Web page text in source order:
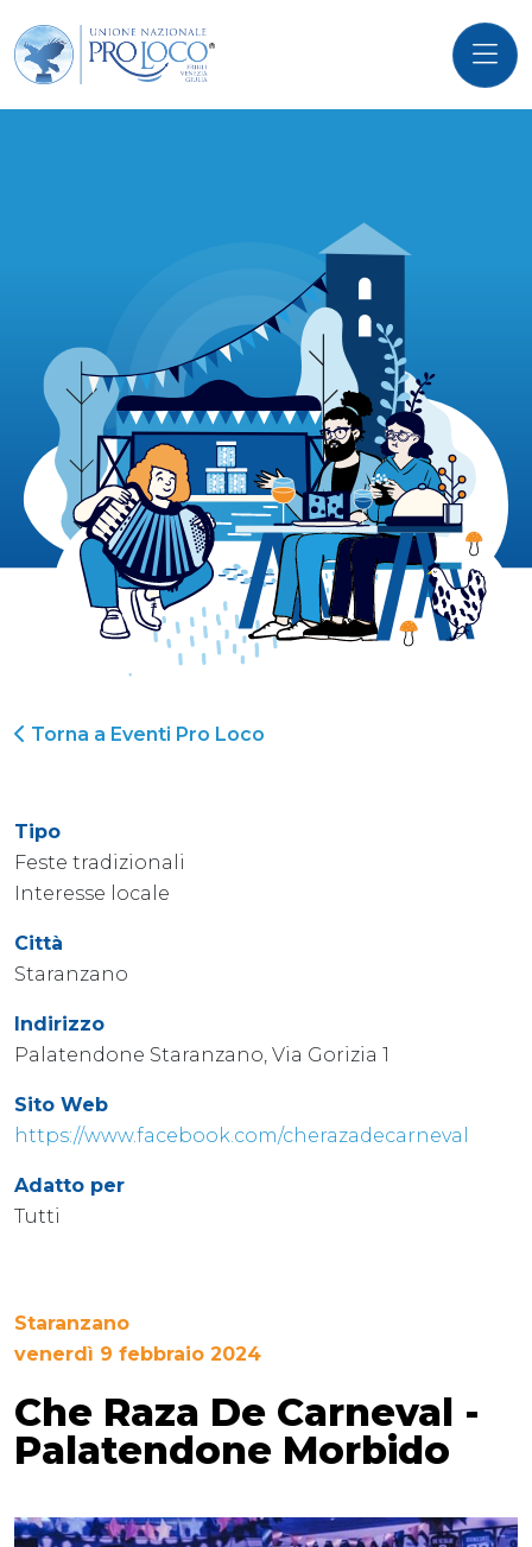
Torna a Eventi Pro Loco
Tipo
Feste tradizionali
Interesse locale
Città
Staranzano
Indirizzo
Palatendone Staranzano, Via Gorizia 1
Sito Web
https://www.facebook.com/cherazadecarneval
Adatto per
Tutti
Staranzano
venerdì 9 febbraio 2024
Che Raza De Carneval -
Palatendone Morbido